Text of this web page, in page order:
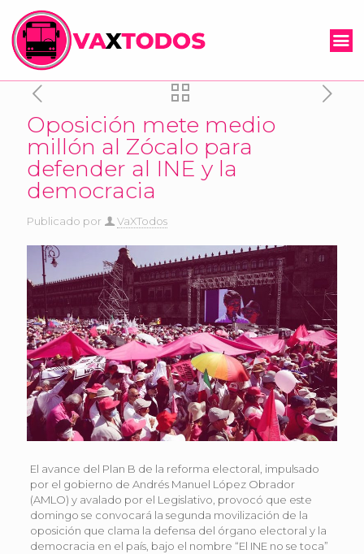
Oposición mete medio
millón al Zócalo para
defender al INE y la
democracia
Publicado por VaXTodos
El avance del Plan B de la reforma electoral, impulsado
por el gobierno de Andrés Manuel López Obrador
(AMLO) y avalado por el Legislativo, provocó que este
domingo se convocará la segunda movilización de la
oposición que clama la defensa del órgano electoral y la
democracia en el país, bajo el nombre “El INE no se toca”